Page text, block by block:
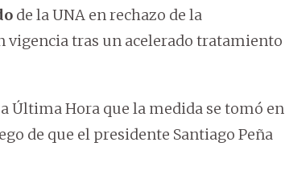
de la UNA en rechazo de la
vigencia tras un acelerado tratamiento
Última Hora que la medida se tomó en
de que el presidente Santiago Peña